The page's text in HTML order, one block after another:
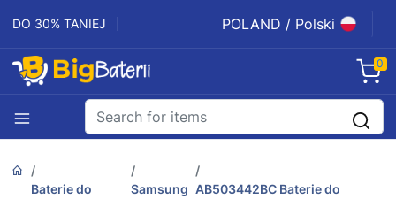
DO 30% TANIEJ POLAND / Polski
0
Baterie do
Samsung AB503442BC Baterie do